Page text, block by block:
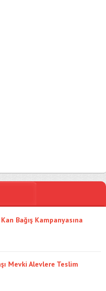
Bağış Kampanyasına
Mevki Alevlere Teslim